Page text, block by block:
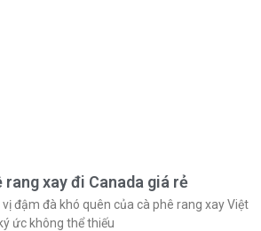
rang xay đi Canada giá rẻ
đậm đà khó quên của cà phê rang xay Việt
ức không thể thiếu